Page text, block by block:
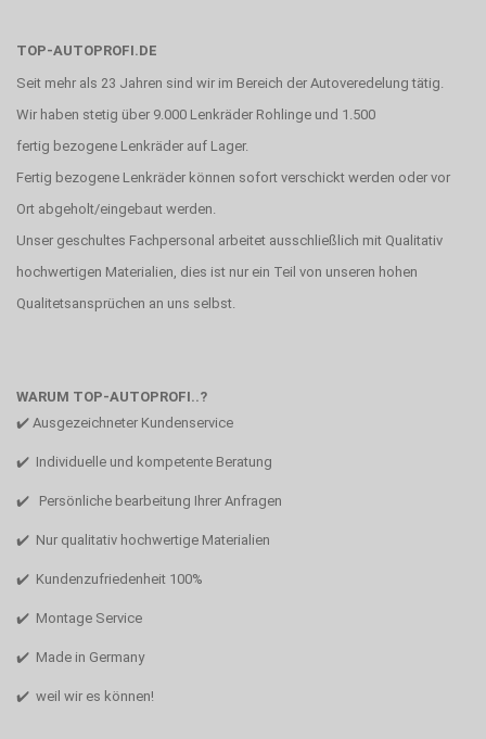
TOP-AUTOPROFI.DE
Seit mehr als 23 Jahren sind wir im Bereich der Autoveredelung tätig.
Wir haben stetig über 9.000 Lenkräder Rohlinge und 1.500
fertig bezogene Lenkräder auf Lager.
Fertig bezogene Lenkräder können sofort verschickt werden oder vor
Ort abgeholt/eingebaut werden.
Unser geschultes Fachpersonal arbeitet ausschließlich mit Qualitativ
hochwertigen Materialien, dies ist nur ein Teil von unseren hohen
Qualitetsansprüchen an uns selbst.
WARUM TOP-AUTOPROFI..?
✔️ Ausgezeichneter Kundenservice
✔️ Individuelle und kompetente Beratung
✔️ Persönliche bearbeitung Ihrer Anfragen
✔️ Nur qualitativ hochwertige Materialien
✔️ Kundenzufriedenheit 100%
✔️ Montage Service
✔️ Made in Germany
✔️ weil wir es können!